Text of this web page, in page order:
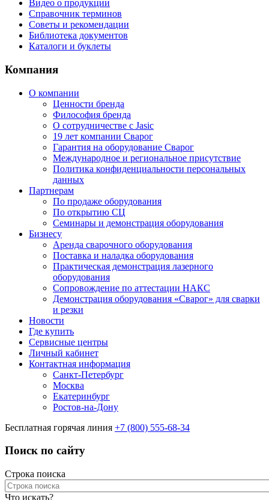
Видео о продукции
Справочник терминов
Советы и рекомендации
Библиотека документов
Каталоги и буклеты
Компания
О компании
Ценности бренда
Философия бренда
О сотрудничестве с Jasic
19 лет компании Сварог
Гарантия на оборудование Сварог
Международное и региональное присутствие
Политика конфиденциальности персональных
данных
Партнерам
По продаже оборудования
По открытию СЦ
Семинары и демонстрация оборудования
Бизнесу
Аренда сварочного оборудования
Поставка и наладка оборудования
Практическая демонстрация лазерного
оборудования
Сопровождение по аттестации НАКС
Демонстрация оборудования «Сварог» для сварки
и резки
Новости
Где купить
Сервисные центры
Личный кабинет
Контактная информация
Санкт-Петербург
Москва
Екатеринбург
Ростов-на-Дону
Бесплатная горячая линия +7 (800) 555-68-34
Поиск по сайту
Строка поиска
Что искать?